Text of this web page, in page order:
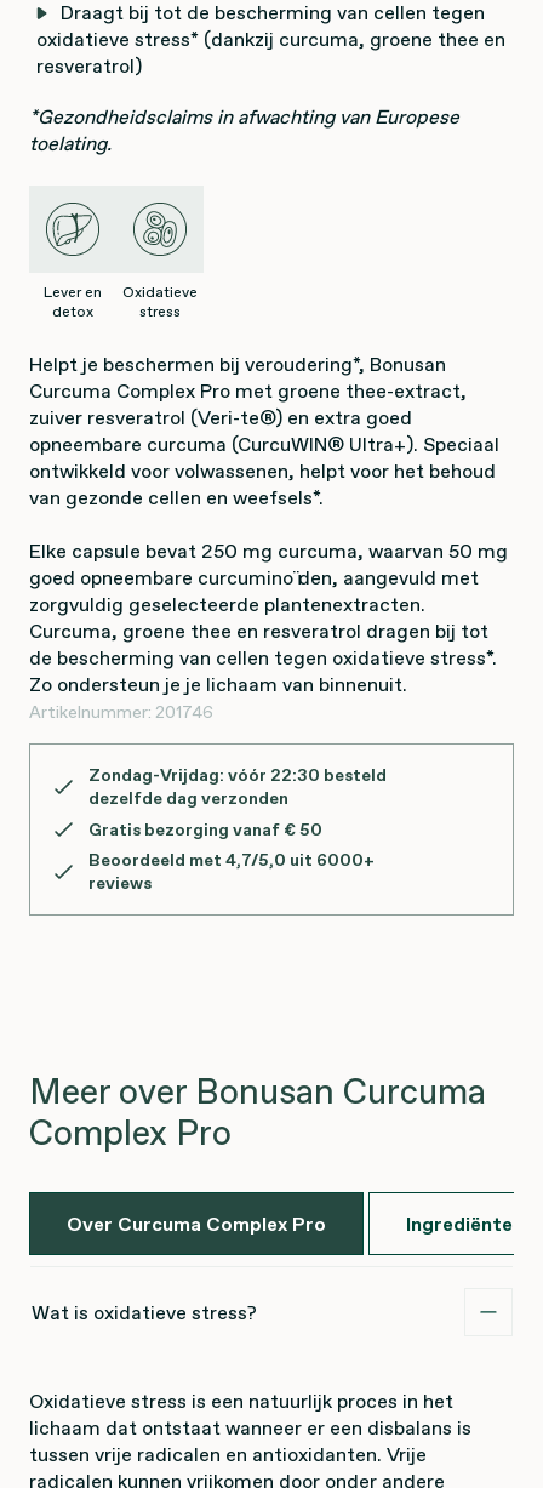
Draagt bij tot de bescherming van cellen tegen
oxidatieve stress* (dankzij curcuma, groene thee en
resveratrol)
*Gezondheidsclaims in afwachting van Europese
toelating.
Lever en
detox
Oxidatieve
stress
Helpt je beschermen bij veroudering*, Bonusan
Curcuma Complex Pro met groene thee-extract,
zuiver resveratrol (Veri-te®) en extra goed
opneembare curcuma (CurcuWIN® Ultra+). Speciaal
ontwikkeld voor volwassenen, helpt voor het behoud
van gezonde cellen en weefsels*.
Elke capsule bevat 250 mg curcuma, waarvan 50 mg
goed opneembare curcuminoïden, aangevuld met
zorgvuldig geselecteerde plantenextracten.
Curcuma, groene thee en resveratrol dragen bij tot
de bescherming van cellen tegen oxidatieve stress*.
Zo ondersteun je je lichaam van binnenuit.
Artikelnummer: 201746
Zondag-Vrijdag: vóór 22:30 besteld
dezelfde dag verzonden
Gratis bezorging vanaf € 50
Beoordeeld met 4,7/5,0 uit 6000+
reviews
Meer over Bonusan Curcuma
Complex Pro
Over Curcuma Complex Pro Ingrediënten
Wat is oxidatieve stress?
Oxidatieve stress is een natuurlijk proces in het
lichaam dat ontstaat wanneer er een disbalans is
tussen vrije radicalen en antioxidanten. Vrije
radicalen kunnen vrijkomen door onder andere